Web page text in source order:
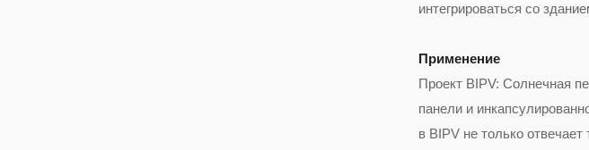
интегрироваться со
Применение
Проект BIPV: Солнечная
панели и
в BIPV не только